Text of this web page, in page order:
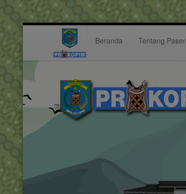
Beranda Tentang Paser
Hastag: